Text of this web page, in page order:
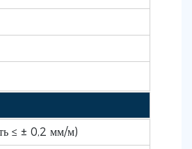
≤ ± 0,2 мм/м)